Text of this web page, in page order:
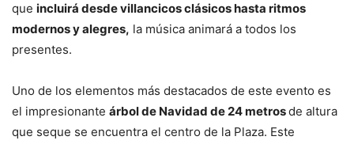
que incluirá desde villancicos clásicos hasta ritmos
modernos y alegres, la música animará a todos los
presentes.
Uno de los elementos más destacados de este evento es
el impresionante árbol de Navidad de 24 metrosde altura
que seque se encuentra el centro de la Plaza. Este